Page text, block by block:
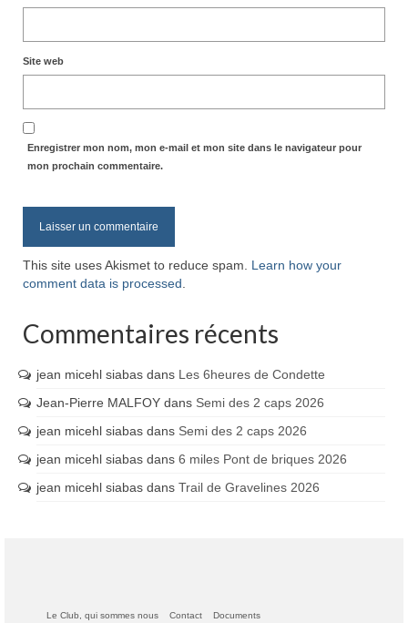
Site web
Enregistrer mon nom, mon e-mail et mon site dans le navigateur pour
mon prochain commentaire.
This site uses Akismet to reduce spam. Learn how your
comment data is processed
Commentaires récents
jean micehl siabas dans Les 6heures de Condette
Jean-Pierre MALFOY dans Semi des 2 caps 2026
jean micehl siabas dans Semi des 2 caps 2026
jean micehl siabas dans 6 miles Pont de briques 2026
jean micehl siabas dans Trail de Gravelines 2026
Le Club, qui sommes nous Contact Documents